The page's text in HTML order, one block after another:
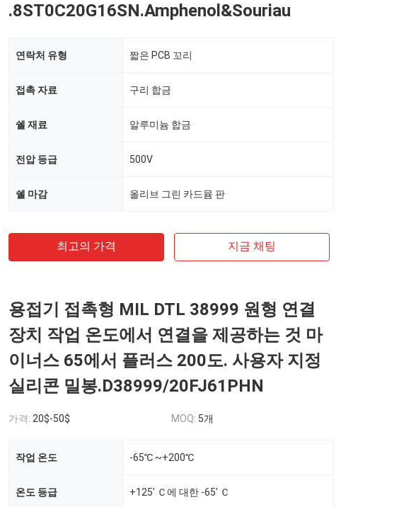
.8ST0C20G16SN.Amphenol&Souriau
연락처 유형 짧은 PCB 꼬리
접촉 자료 구리 합금
쉘 재료 알루미늄 합금
전압 등급 500V
쉘 마감 올리브 그린 카드뮴 판
최고의 가격 지금 채팅
용접기 접촉형 MIL DTL 38999 원형 연결
장치 작업 온도에서 연결을 제공하는 것 마
이너스 65에서 플러스 200도. 사용자 지정
실리콘 밀봉.D38999/20FJ61PHN
가격: 20$-50$ MOQ: 5개
작업 온도 -65℃ ~+200℃
온도 등급 +125' Ｃ에 대한 -65' Ｃ